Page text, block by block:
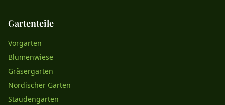
Gartenteile
Vorgarten
Blumenwiese
Gräsergarten
Nordischer Garten
Staudengarten